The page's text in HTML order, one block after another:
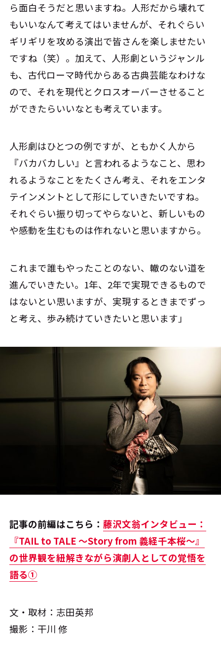
ら面白そうだと思いますね。人形だから壊れて
もいいなんて考えてはいませんが、それぐらい
ギリギリを攻める演出で皆さんを楽しませたい
ですね（笑）。加えて、人形劇というジャンル
も、古代ローマ時代からある古典芸能なわけな
ので、それを現代とクロスオーバーさせること
ができたらいいなとも考えています。
人形劇はひとつの例ですが、ともかく人から
『バカバカしい』と言われるようなこと、思わ
れるようなことをたくさん考え、それをエンタ
テインメントとして形にしていきたいですね。
それぐらい振り切ってやらないと、新しいもの
や感動を生むものは作れないと思いますから。
これまで誰もやったことのない、轍のない道を
進んでいきたい。1年、2年で実現できるもので
はないとい思いますが、実現するときまでずっ
と考え、歩み続けていきたいと思います」
記事の前編はこちら： 藤沢文翁インタビュー：
『TAIL to TALE ～Story from 義経千本桜～』
の世界観を紐解きながら演劇人としての覚悟を
語る①
文・取材：志田英邦
撮影：干川 修